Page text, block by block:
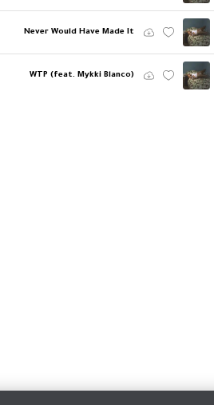
Never Would Have Made It
WTP (feat. Mykki Blanco)